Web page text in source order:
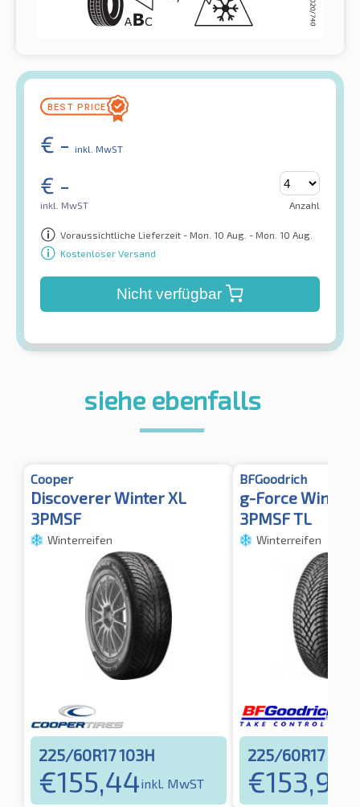
€ - inkl. MwST
€ -
inkl. MwST Anzahl
Voraussichtliche Lieferzeit - Mon. 10 Aug. - Mon. 10 Aug.
Kostenloser Versand
Nicht verfügbar
siehe ebenfalls
Cooper
Discoverer Winter XL
3PMSF
Winterreifen
225/60R17 103H
€155,44inkl. MwST
BFGoodrich
g-Force Winter
3PMSF TL
Winterreifen
225/60R17
€153,96